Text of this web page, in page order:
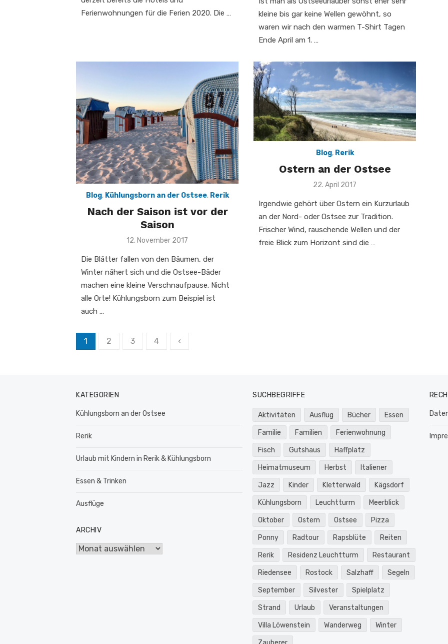
Ferienwohnungen für die Ferien 2020. Die …
kleine bis gar keine Wellen gewöhnt, so
waren wir nach den warmen T-Shirt Tagen
Ende April am 1. …
Blog, Kühlungsborn an der Ostsee, Rerik
Nach der Saison ist vor der
Saison
Veröffentlicht
12. November 2017
Die Blätter fallen von den Bäumen, der
Winter nähert sich und die Ostsee-Bäder
machen eine kleine Verschnaufpause. Nicht
alle Orte! Kühlungsborn zum Beispiel ist
auch …
Blog, Rerik
Ostern an der Ostsee
Veröffentlicht
22. April 2017
Irgendwie gehört über Ostern ein Kurzurlaub
an der Nord- oder Ostsee zur Tradition.
Frischer Wind, rauschende Wellen und der
freie Blick zum Horizont sind die …
Seitennummerierung
1 2 3 4 ‹
KATEGORIEN
Kühlungsborn an der Ostsee
Rerik
Urlaub mit Kindern in Rerik & Kühlungsborn
Essen & Trinken
Ausflüge
ARCHIV
Archiv
SUCHBEGRIFFE
Aktivitäten Ausflug Bücher Essen
Familie Familien Ferienwohnung
Fisch Gutshaus Haffplatz
Heimatmuseum Herbst Italiener
Jazz Kinder Kletterwald Kägsdorf
Kühlungsborn Leuchtturm Meerblick
Oktober Ostern Ostsee Pizza
Ponny Radtour Rapsblüte Reiten
Rerik Residenz Leuchtturm Restaurant
Riedensee Rostock Salzhaff Segeln
September Silvester Spielplatz
Strand Urlaub Veranstaltungen
Villa Löwenstein Wanderweg Winter